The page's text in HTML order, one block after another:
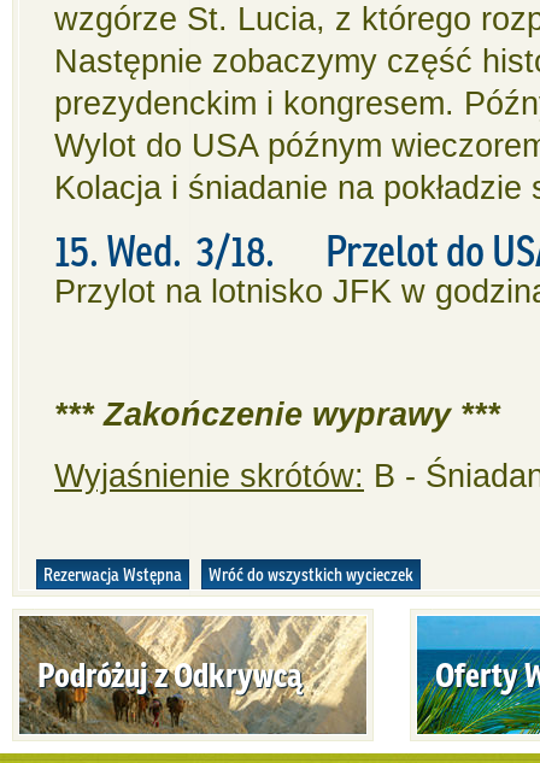
wzgórze St. Lucia, z którego
Następnie zobaczymy część
prezydenckim i kongresem.
Wylot do USA późnym
Kolacja i śniadanie na
15. Wed. 3/18. Przelot do
Przylot na lotnisko JFK w
*** Zakończenie wyprawy ***
Wyjaśnienie skrótów: B -
Rezerwacja Wstępna Wróć do wszystkich wycieczek
Podróżuj z Odkrywcą Oferty